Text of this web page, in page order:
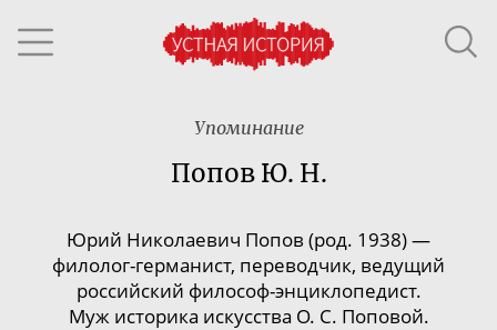
Упоминание
Попов Ю. Н.
Юрий Николаевич Попов (род. 1938) —
филолог-германист, переводчик, ведущий
российский философ-энциклопедист.
Муж историка искусства О. С. Поповой.